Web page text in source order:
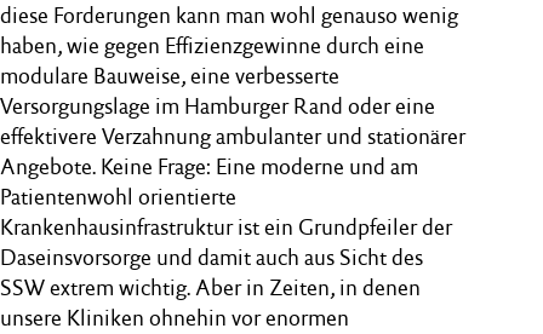
diese Forderungen kann man wohl genauso wenig
haben, wie gegen Effizienzgewinne durch eine
modulare Bauweise, eine verbesserte
Versorgungslage im Hamburger Rand oder eine
effektivere Verzahnung ambulanter und stationärer
Angebote. Keine Frage: Eine moderne und am
Patientenwohl orientierte
Krankenhausinfrastruktur ist ein Grundpfeiler der
Daseinsvorsorge und damit auch aus Sicht des
SSW extrem wichtig. Aber in Zeiten, in denen
unsere Kliniken ohnehin vor enormen